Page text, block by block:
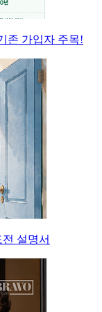
존 가입자 주목!
설명서